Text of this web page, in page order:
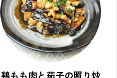
鶏もも肉と茄子の照り炒